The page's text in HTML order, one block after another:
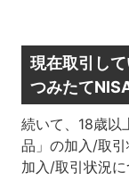
現在取引し
つみたて
続いて、18歳以
品」の加入/取
加入/取引状況